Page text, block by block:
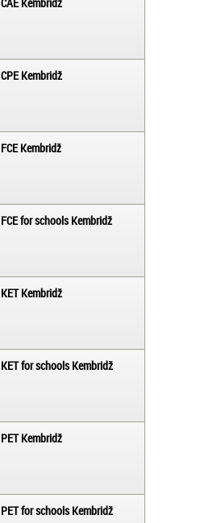
CAE Kembridž
CPE Kembridž
FCE Kembridž
FCE for schools Kembridž
KET Kembridž
KET for schools Kembridž
PET Kembridž
PET for schools Kembridž